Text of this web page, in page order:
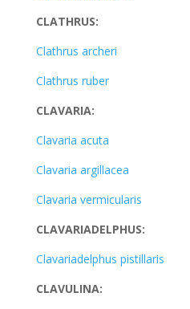
CLATHRUS:
Clathrus archeri
Clathrus ruber
CLAVARIA:
Clavaria acuta
Clavaria argillacea
Clavaria vermicularis
CLAVARIADELPHUS:
Clavariadelphus pistillaris
CLAVULINA: